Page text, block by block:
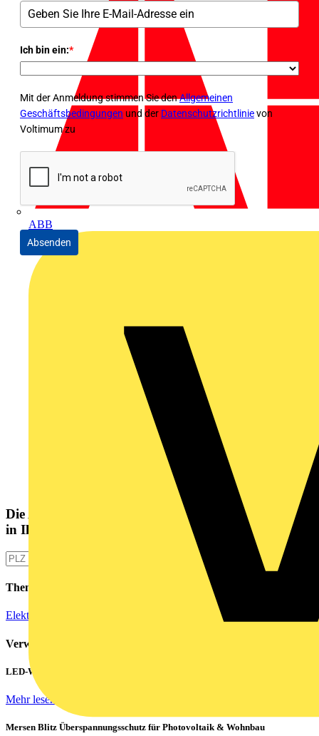
ABB
Ich bin ein:*
Mit der Anmeldung stimmen Sie denAllgemeinen
Geschäftsbedingungen und der Datenschutzrichtlinievon
Voltimum zu
Absenden
Die Altlampen Sammelstelle
in Ihrer Nähe
Themen
Elektroinstallation
Verwandte Inhalte
LED-Walls effizient betreiben: Hohe Einschaltströme beherrschen
Mehr lesen
Mersen Blitz Überspannungsschutz für Photovoltaik & Wohnbau